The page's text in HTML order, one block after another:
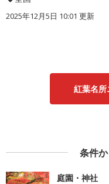
2025年12月5日 10:01 更新
紅葉名所
条件
庭園・神社